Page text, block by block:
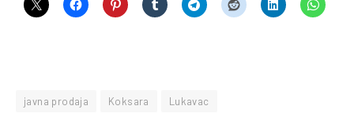
javna prodaja Koksara Lukavac